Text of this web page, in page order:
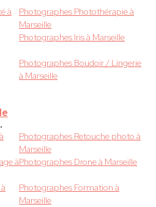
à
Photographes Photothérapie à
Marseille
Photographes Iris à Marseille
Photographes Boudoir / Lingerie
à Marseille
Photographes Retouche photo à
Marseille
àPhotographes Drone à Marseille
Photographes Formation à
Marseille